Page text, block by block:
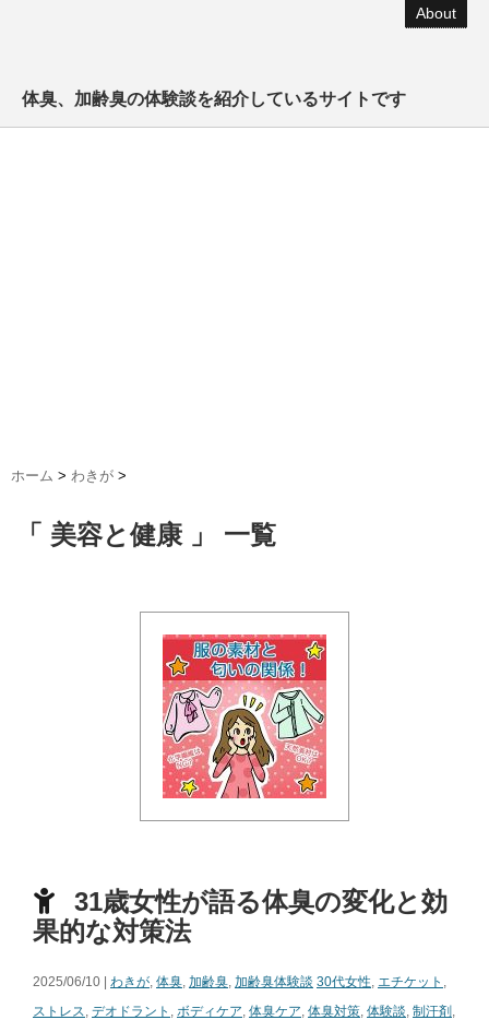
About
体臭、加齢臭の体験談を紹介しているサイトです
ホーム > わきが >
「 美容と健康 」 一覧
31歳女性が語る体臭の変化と効
果的な対策法
2025/06/10 | わきが, 体臭, 加齢臭, 加齢臭体験談 30代女性, エチケット ,
ストレス, デオドラント , ボディケア, 体臭ケア, 体臭対策, 体験談, 制汗剤 ,